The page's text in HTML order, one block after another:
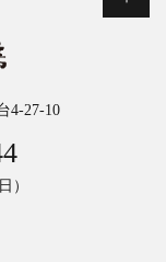
4-27-10
）